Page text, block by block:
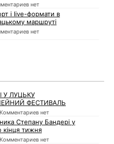
нет
і live-формати в
маршруті
нет
У ЛУЦЬКУ
ФЕСТИВАЛЬ
Комментариев нет
Степану Бандері у
кінця тижня
Комментариев нет